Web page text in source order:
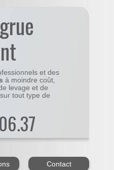
et des
à moindre coût,
levage et de
sur tout type de
Contact